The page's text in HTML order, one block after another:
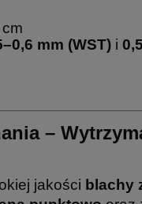
mm (WST) i
–
jakości blachy